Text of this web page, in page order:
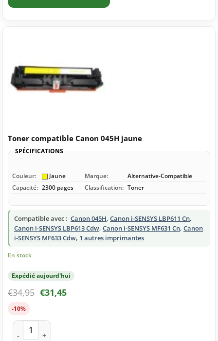
Toner compatible Canon 045H jaune
SPÉCIFICATIONS
Couleur: Jaune Marque:
Alternative-Compatible
Capacité: 2300 pages Classification: Toner
Compatible avec : Canon 045H, Canon i-SENSYS LBP611 Cn,
Canon i-SENSYS LBP613 Cdw, Canon i-SENSYS MF631 Cn, Canon
i-SENSYS MF633 Cdw, 1 autres imprimantes
En stock
Expédié aujourd'hui
€34,95 €31,45
-10%
quantité de Toner compatible Canon 045H jaune